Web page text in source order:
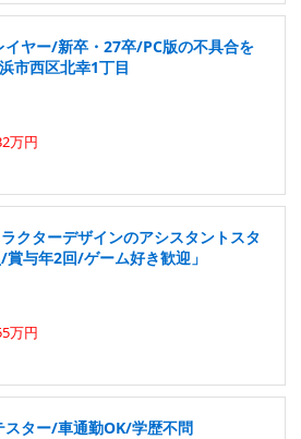
イヤー/新卒・27卒/PC版の不具合を
市西区北幸1丁目
万円
クターデザインのアシスタントスタ
与年2回/ゲーム好き歓迎」
万円
スター/車通勤OK/学歴不問